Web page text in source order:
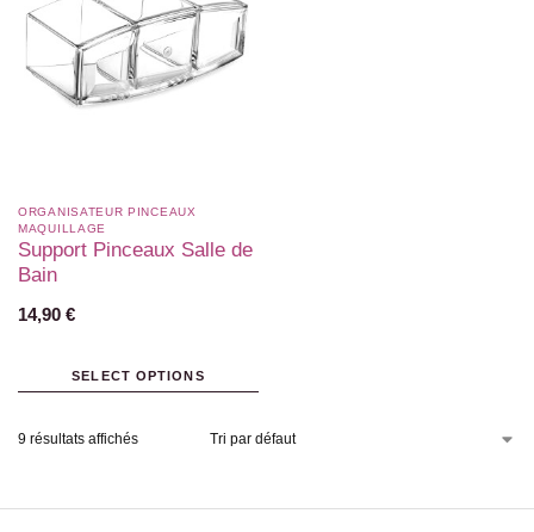
ORGANISATEUR PINCEAUX
MAQUILLAGE
Support Pinceaux Salle de
Bain
14,90 €
SELECT OPTIONS
9 résultats affichés